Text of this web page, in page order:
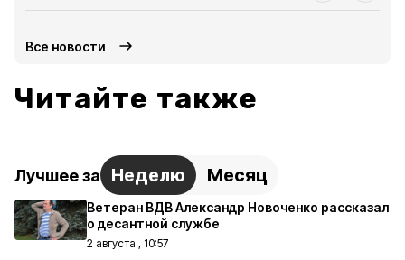
Все новости
Читайте также
Лучшее за Неделю Месяц
Ветеран ВДВ Александр Новоченко рассказал
о десантной службе
2 августа , 10:57